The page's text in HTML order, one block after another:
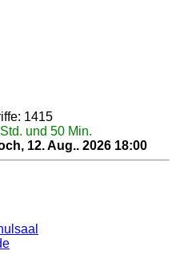
1415
und 50 Min.
12. Aug.. 2026 18:00